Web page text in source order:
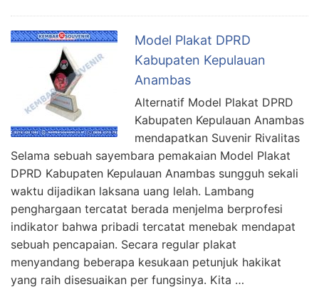
Model Plakat DPRD
Kabupaten Kepulauan
Anambas
Alternatif Model Plakat DPRD
Kabupaten Kepulauan Anambas
mendapatkan Suvenir Rivalitas
Selama sebuah sayembara pemakaian Model Plakat
DPRD Kabupaten Kepulauan Anambas sungguh sekali
waktu dijadikan laksana uang lelah. Lambang
penghargaan tercatat berada menjelma berprofesi
indikator bahwa pribadi tercatat menebak mendapat
sebuah pencapaian. Secara regular plakat
menyandang beberapa kesukaan petunjuk hakikat
yang raih disesuaikan per fungsinya. Kita …